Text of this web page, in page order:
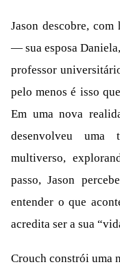
Jason descobre,
— sua esposa
professor
pelo menos é isso
Em uma nova
desenvolveu uma
multiverso,
passo, Jason
entender o que
acredita ser a sua
Crouch constrói uma